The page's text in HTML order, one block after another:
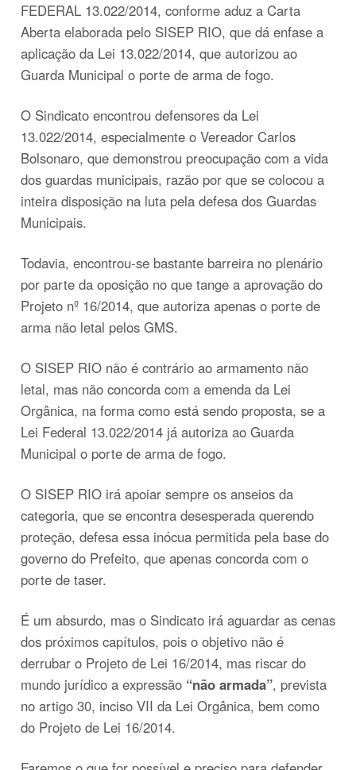
FEDERAL 13.022/2014, conforme aduz a Carta
Aberta elaborada pelo SISEP RIO, que dá enfase a
aplicação da Lei 13.022/2014, que autorizou ao
Guarda Municipal o porte de arma de fogo.
O Sindicato encontrou defensores da Lei
13.022/2014, especialmente o Vereador Carlos
Bolsonaro, que demonstrou preocupação com a vida
dos guardas municipais, razão por que se colocou a
inteira disposição na luta pela defesa dos Guardas
Municipais.
Todavia, encontrou-se bastante barreira no plenário
por parte da oposição no que tange a aprovação do
Projeto nº 16/2014, que autoriza apenas o porte de
arma não letal pelos GMS.
O SISEP RIO não é contrário ao armamento não
letal, mas não concorda com a emenda da Lei
Orgânica, na forma como está sendo proposta, se a
Lei Federal 13.022/2014 já autoriza ao Guarda
Municipal o porte de arma de fogo.
O SISEP RIO irá apoiar sempre os anseios da
categoria, que se encontra desesperada querendo
proteção, defesa essa inócua permitida pela base do
governo do Prefeito, que apenas concorda com o
porte de taser.
É um absurdo, mas o Sindicato irá aguardar as cenas
dos próximos capítulos, pois o objetivo não é
derrubar o Projeto de Lei 16/2014, mas riscar do
mundo jurídico a expressão “não armada”, prevista
no artigo 30, inciso VII da Lei Orgânica, bem como
do Projeto de Lei 16/2014.